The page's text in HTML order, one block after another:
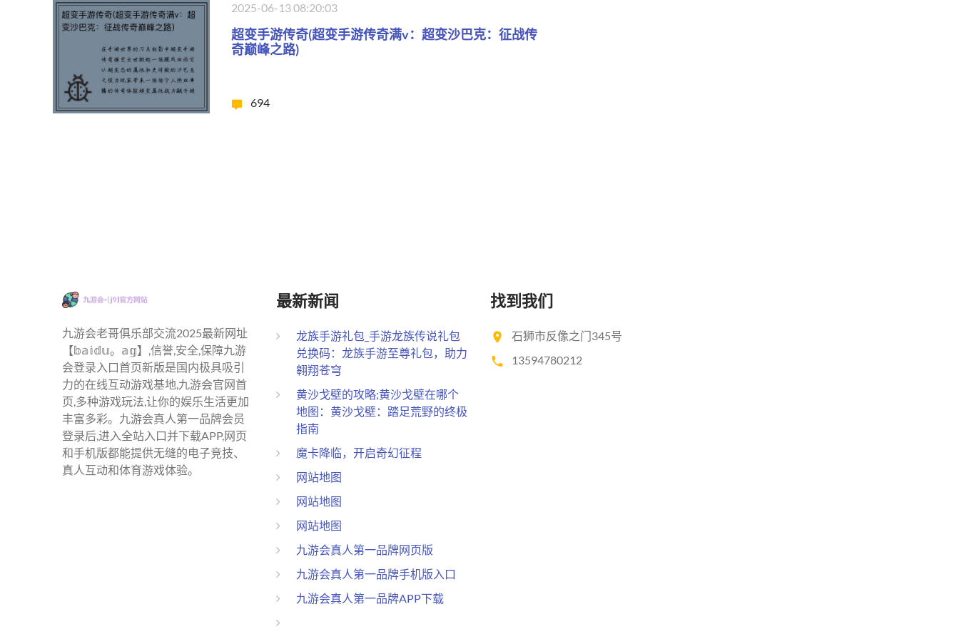
2025-06-13 08:20:03
超变手游传奇(超变手游传奇满v：超变沙巴克：征战传
奇巅峰之路)
694
九游会老哥俱乐部交流2025最新网址
【𝕓𝕒𝕚𝕕𝕦。𝕒𝕘】,信誉,安全,保障九游
会登录入口首页新版是国内极具吸引
力的在线互动游戏基地,九游会官网首
页,多种游戏玩法,让你的娱乐生活更加
丰富多彩。九游会真人第一品牌会员
登录后,进入全站入口并下载APP,网页
和手机版都能提供无缝的电子竞技、
真人互动和体育游戏体验。
最新新闻
龙族手游礼包_手游龙族传说礼包
兑换码：龙族手游至尊礼包，助力
翱翔苍穹
黄沙戈壁的攻略;黄沙戈壁在哪个
地图：黄沙戈壁：踏足荒野的终极
指南
魔卡降临，开启奇幻征程
网站地图
网站地图
网站地图
九游会真人第一品牌网页版
九游会真人第一品牌手机版入口
九游会真人第一品牌APP下载
找到我们
石狮市反像之门345号
13594780212